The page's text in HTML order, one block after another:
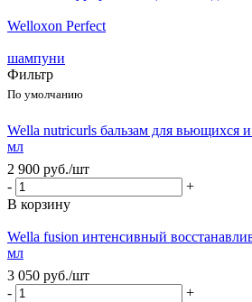
Welloxon Perfect
шампуни
Фильтр
По умолчанию
Wella nutricurls бальзам для вьющихся
мл
2 900 руб./шт
-
+
В корзину
Wella fusion интенсивный
мл
3 050 руб./шт
-
+